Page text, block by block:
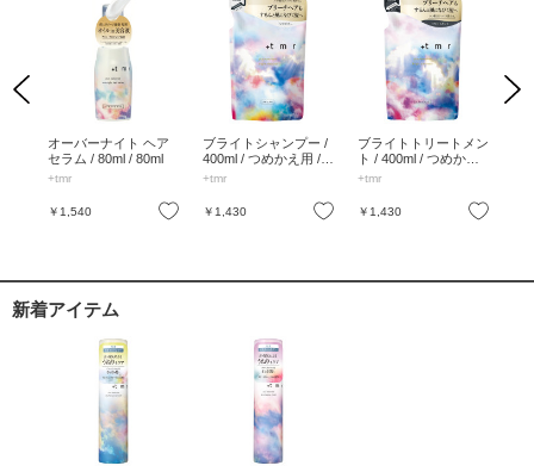
Previous
お気に入り
オーバーナイト ヘア
セラム / 80ml / 80ml
+tmr
￥1,540 お気に入り
ブライトシャンプー /
400ml / つめかえ用 / 4
00ml
+tmr
￥1,430 お気に入り
ブライトトリートメン
ト / 400ml / つめかえ
用 / 400ml
+tmr
￥1,430
Next
新着アイテム